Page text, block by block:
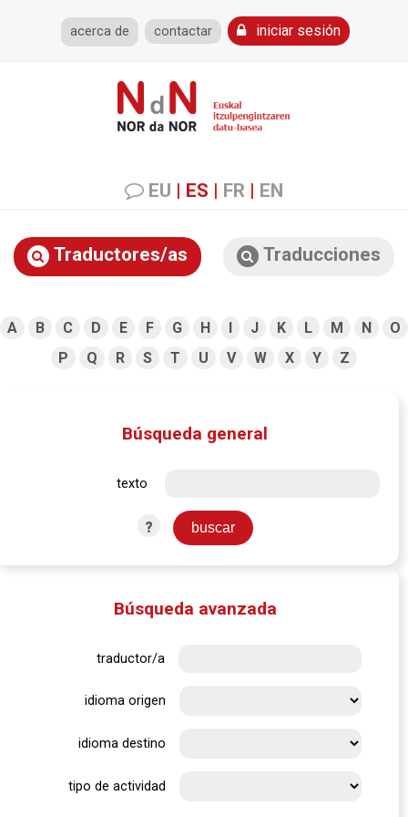
acerca de contactar iniciar sesión
EU | ES | FR | EN
Traductores/as Traducciones
A B C D E F G H I J K L M N
O
P
Q R S T U V W X Y Z
Búsqueda general
texto
?
Búsqueda avanzada
traductor/a
idioma origen
idioma destino
tipo de actividad